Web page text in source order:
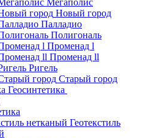
Мегаполис
Новый город
Палладио
Полигональ
Променад l
Променад ll
Ригель
Старый город
Геосинтетика
Геотекстиль